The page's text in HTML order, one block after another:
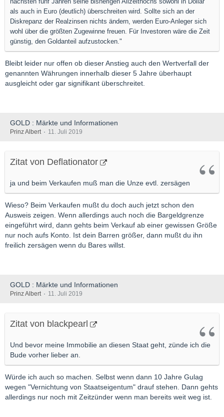
als auch in Euro (deutlich) überschreiten wird. Sollte sich an der
Diskrepanz der Realzinsen nichts ändern, werden Euro-Anleger sich
wohl über die größten Zugewinne freuen. Für Investoren wäre die Zeit
günstig, den Goldanteil aufzustocken."
Bleibt leider nur offen ob dieser Anstieg auch den Wertverfall der
genannten Währungen innerhalb dieser 5 Jahre überhaupt
ausgleicht oder gar signifikant überschreitet.
GOLD : Märkte und Informationen
Prinz Albert 11. Juli 2019
Zitat von Deflationator
ja und beim Verkaufen muß man die Unze evtl. zersägen
Wieso? Beim Verkaufen mußt du doch auch jetzt schon den
Ausweis zeigen. Wenn allerdings auch noch die Bargeldgrenze
eingeführt wird, dann gehts beim Verkauf ab einer gewissen Größe
nur noch aufs Konto. Ist dein Barren größer, dann mußt du ihn
freilich zersägen wenn du Bares willst.
GOLD : Märkte und Informationen
Prinz Albert 11. Juli 2019
Zitat von blackpearl
Und bevor meine Immobilie an diesen Staat geht, zünde ich die
Bude vorher lieber an.
Würde ich auch so machen. Selbst wenn dann 10 Jahre Gulag
wegen "Vernichtung von Staatseigentum" drauf stehen. Dann gehts
allerdings nur noch mit Zeitzünder wenn man bereits weit weg ist.